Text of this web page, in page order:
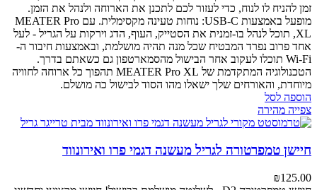
זמן להניח לו לנוח, כדי לעזור לכם לתכנן את הארוחה ולנהל את הזמן.
מופעל באמצעות USB-C: נוחות טעינה מקסימלית.
עם MEATER Pro
XL, תוכל לנהל בו-זמנית את הסטייק, העוף, הדג וירקות על הגריל - לעל
אחד פרוב נפרד המבטיח שכל מנה תהיה מושלמת, ובאמצעות חיבור ה-
Wi-Fi תוכלו לעקוב אחר הבישול מהסמארטפון גם כשאתם בדרך.
הטכנולוגיה המתקדמת של MEATER Pro XL תהפוך כל ארוחה לחוויה
מיוחדת, והאורחים שלך ישאלו מהו הסוד לבישול כה מושלם.
הוספה לסל
צפייה מהירה
חיישן טמפרטורה לגריל מעשנה דגמי פרו ואירונווד
₪125.00